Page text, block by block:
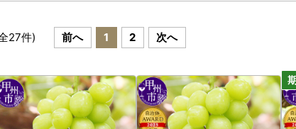
27件) 前へ 1 2 次へ